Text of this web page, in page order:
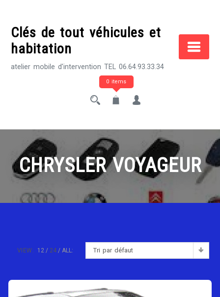
contentClés de tout véhicules et
habitation
atelier mobile d'intervention TEL 06.64.93.33.34
0 items
CHRYSLER VOYAGEUR
Tri par défaut
VIEW: 12 24 ALL: